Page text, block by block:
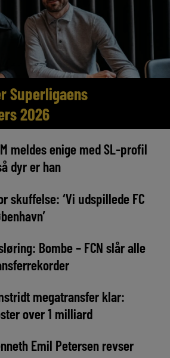
Superligaens
2026
meldes enige med SL-profil
dyr er han
skuffelse: ‘Vi udspillede FC
Bombe – FCN slår alle
megatransfer klar:
over 1 milliard
Emil Petersen revser